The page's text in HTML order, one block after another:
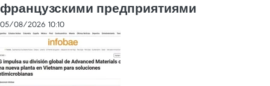
французскими предприятиями
05/08/2026 10:10